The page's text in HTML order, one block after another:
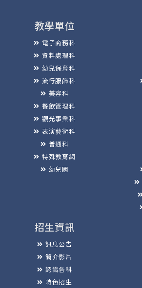
教學單位
電子商務科
資料處理科
幼兒保育科
流行服飾科
美容科
餐飲管理科
觀光事業科
表演藝術科
普通科
特殊教育網
幼兒園
招生資訊
訊息公告
簡介影片
認識各科
特色招生